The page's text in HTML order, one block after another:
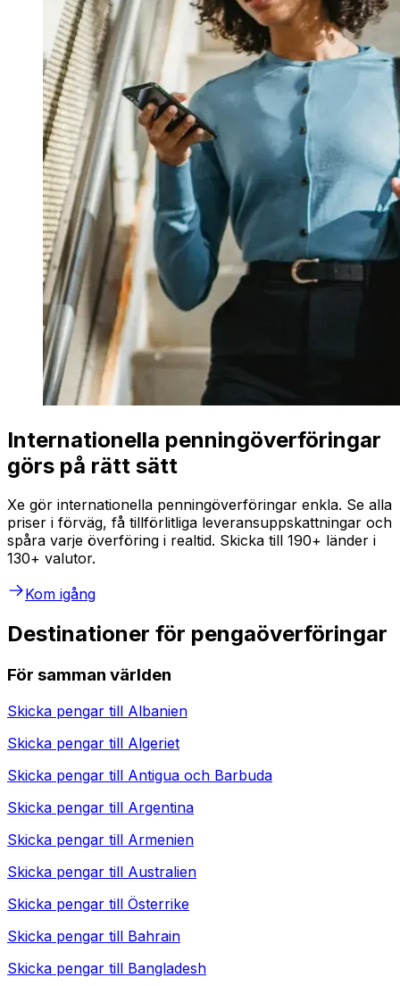
Internationella penningöverföringar
görs på rätt sätt
Xe gör internationella penningöverföringar enkla. Se alla
priser i förväg, få tillförlitliga leveransuppskattningar och
spåra varje överföring i realtid. Skicka till 190+ länder i
130+ valutor.
Kom igång
Destinationer för pengaöverföringar
För samman världen
Skicka pengar till Albanien
Skicka pengar till Algeriet
Skicka pengar till Antigua och Barbuda
Skicka pengar till Argentina
Skicka pengar till Armenien
Skicka pengar till Australien
Skicka pengar till Österrike
Skicka pengar till Bahrain
Skicka pengar till Bangladesh